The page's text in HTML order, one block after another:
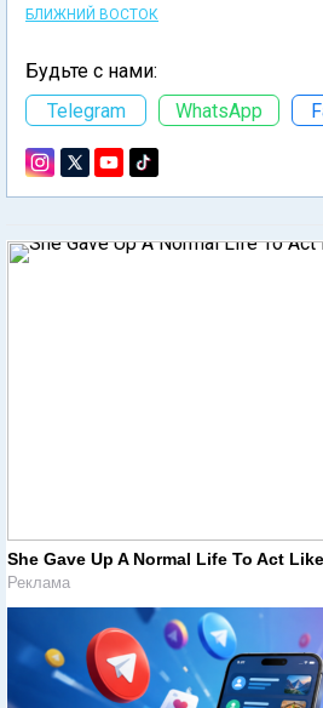
БЛИЖНИЙ ВОСТОК
Будьте с нами:
Telegram
WhatsApp
She Gave Up A Normal Life To Act
Реклама